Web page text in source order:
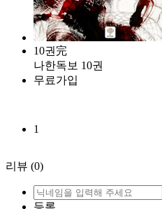
10권完
나한독보 10권
무료가입
1
리뷰 (0)
등록